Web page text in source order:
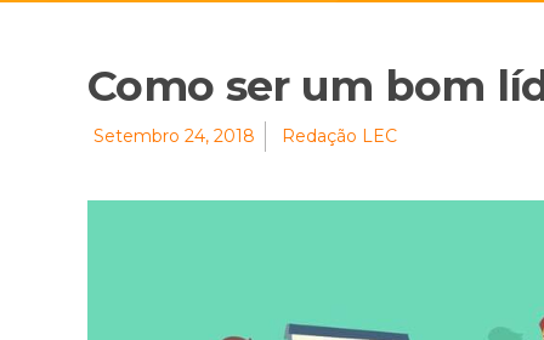
Como ser um bom
Setembro 24, 2018 Redação LEC